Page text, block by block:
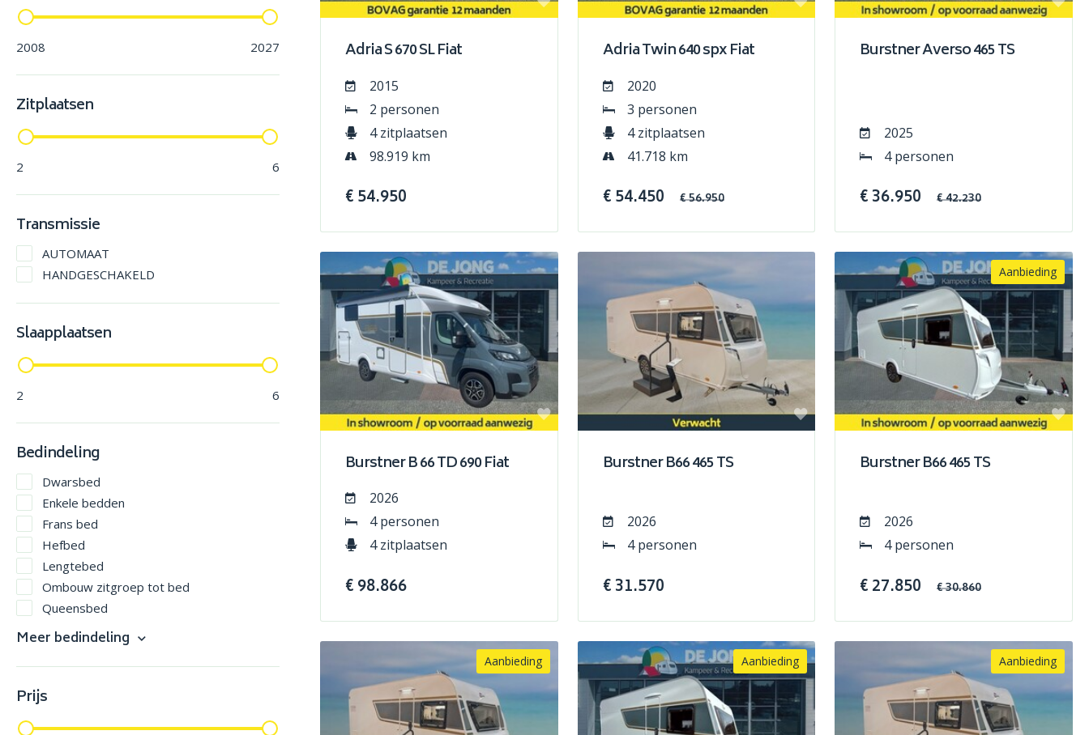
Knaus
Kulba
PÖssl
Volkswagen
2008 2027
Zitplaatsen
2 6
Transmissie
AUTOMAAT
HANDGESCHAKELD
Slaapplaatsen
2 6
Bedindeling
Dwarsbed
Enkele bedden
Frans bed
Hefbed
Lengtebed
Ombouw zitgroep tot bed
Queensbed
Slaapdak
V-bed (Groot 2 persoons, éénvoudig te
Meer bedindeling
Prijs
Adria S 670 SL Fiat
2015
2 personen
4 zitplaatsen
98.919 km
€ 54.950
Adria Twin 640 spx Fiat
2020
3 personen
4 zitplaatsen
41.718 km
€ 54.450 € 56.950
Burstner Averso 465 TS
2025
4 personen
€ 36.950 € 42.230
Burstner B 66 TD 690 Fiat
2026
4 personen
4 zitplaatsen
€ 98.866
Burstner B66 465 TS
2026
4 personen
€ 31.570
Aanbieding
Burstner B66 465 TS
2026
4 personen
€ 27.850 € 30.860
Aanbieding Aanbieding Aanbieding